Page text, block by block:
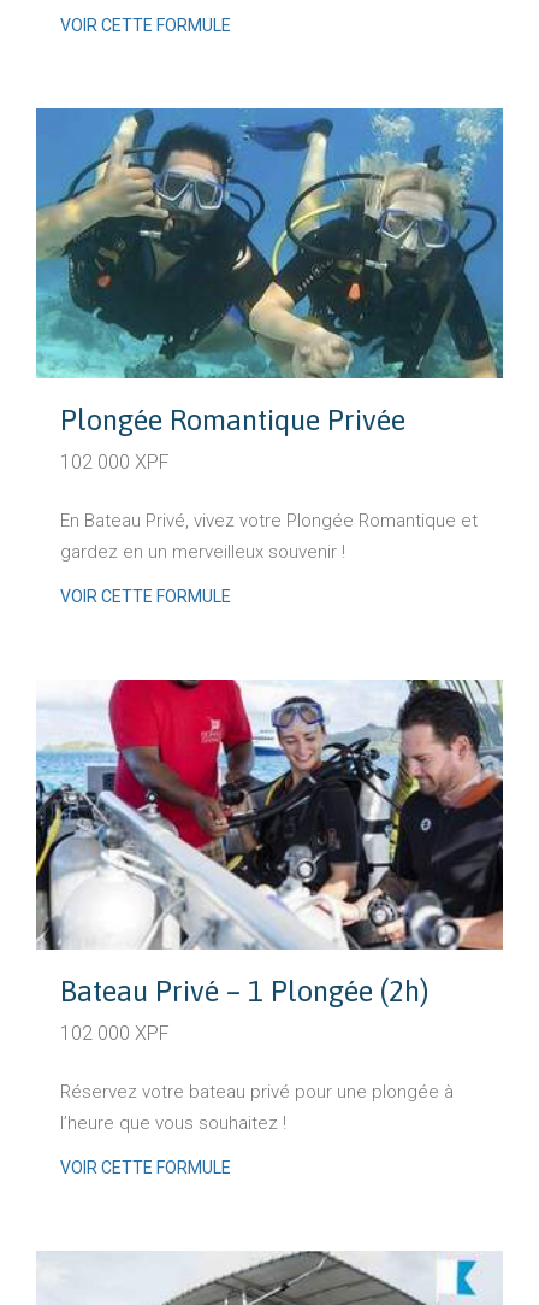
VOIR CETTE FORMULE
Plongée Romantique Privée
102 000 XPF
En Bateau Privé, vivez votre Plongée Romantique et
gardez en un merveilleux souvenir !
VOIR CETTE FORMULE
Bateau Privé – 1 Plongée (2h)
102 000 XPF
Réservez votre bateau privé pour une plongée à
l’heure que vous souhaitez !
VOIR CETTE FORMULE